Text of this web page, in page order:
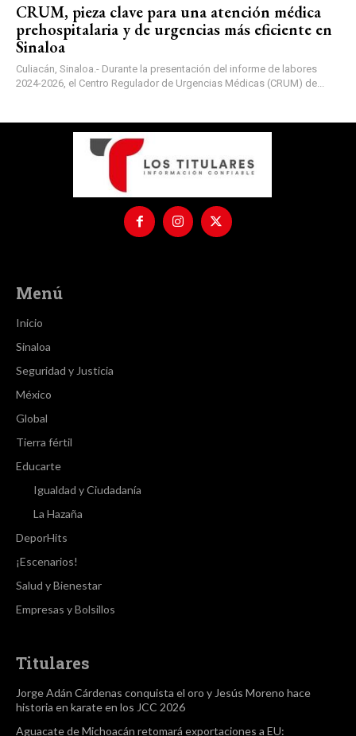
CRUM, pieza clave para una atención médica
prehospitalaria y de urgencias más eficiente en
Sinaloa
Culiacán, Sinaloa.- Durante la presentación del informe de labores
2024-2026, el Centro Regulador de Urgencias Médicas (CRUM) de...
Menú
Inicio
Sinaloa
Seguridad y Justicia
México
Global
Tierra fértil
Educarte
Igualdad y Ciudadanía
La Hazaña
DeporHits
¡Escenarios!
Salud y Bienestar
Empresas y Bolsillos
Titulares
Jorge Adán Cárdenas conquista el oro y Jesús Moreno hace
historia en karate en los JCC 2026
Aguacate de Michoacán retomará exportaciones a EU: